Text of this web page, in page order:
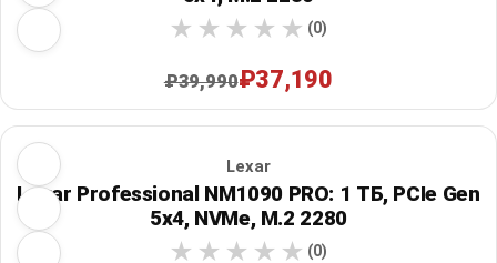
(0)
₽39,990₽37,190
Lexar
Lexar Professional NM1090 PRO: 1 ТБ, PCIe Gen
5x4, NVMe, M.2 2280
(0)